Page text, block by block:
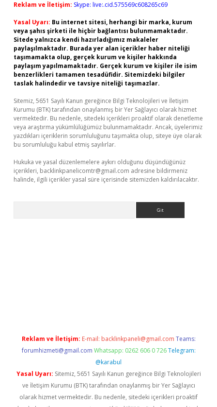
Reklam ve İletişim: Skype: live:.cid.575569c608265c69
Yasal Uyarı: Bu internet sitesi, herhangi bir marka, kurum
veya şahıs şirketi ile hiçbir bağlantısı bulunmamaktadır.
Sitede yalnızca kendi hazırladığımız makaleler
paylaşılmaktadır. Burada yer alan içerikler haber niteliği
taşımamakta olup, gerçek kurum ve kişiler hakkında
paylaşım yapılmamaktadır. Gerçek kurum ve kişiler ile isim
benzerlikleri tamamen tesadüfidir. Sitemizdeki bilgiler
taslak halindedir ve tavsiye niteliği taşımazlar.
Sitemiz, 5651 Sayılı Kanun gereğince Bilgi Teknolojileri ve İletişim
Kurumu (BTK) tarafından onaylanmış bir Yer Sağlayıcı olarak hizmet
vermektedir. Bu nedenle, sitedeki içerikleri proaktif olarak denetleme
veya araştırma yükümlülüğümüz bulunmamaktadır. Ancak, üyelerimiz
yazdıkları içeriklerin sorumluluğunu taşımakta olup, siteye üye olarak
bu sorumluluğu kabul etmiş sayılırlar.
Hukuka ve yasal düzenlemelere aykırı olduğunu düşündüğünüz
içerikleri, backlinkpanelicomtr@gmail.com adresine bildirmeniz
halinde, ilgili içerikler yasal süre içerisinde sitemizden kaldırılacaktır.
Reklam ve İletişim: E-mail: backlinkpaneli@gmail.com Teams:
forumhizmeti@gmail.com Whatsapp: 0262 606 0 726 Telegram:
@karabul
Yasal Uyarı: Sitemiz, 5651 Sayılı Kanun gereğince Bilgi Teknolojileri
ve İletişim Kurumu (BTK) tarafından onaylanmış bir Yer Sağlayıcı
olarak hizmet vermektedir. Bu nedenle, sitedeki içerikleri proaktif